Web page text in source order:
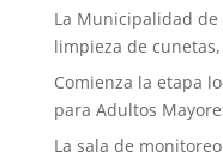
La Municipalidad
limpieza de
Comienza la etapa
para Adultos
La sala de